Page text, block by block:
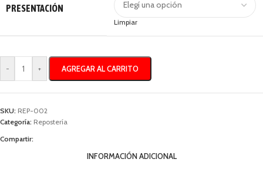
PRESENTACIÓN
Limpiar
- + AGREGAR AL CARRITO
SKU: REP-002
Categoría: Repostería
Compartir:
INFORMACIÓN ADICIONAL